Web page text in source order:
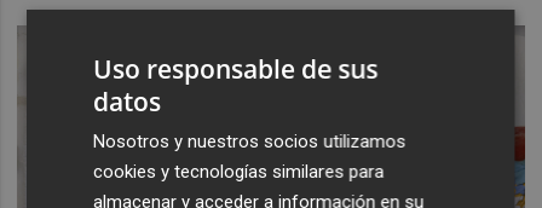
Uso responsable de sus
datos
Nosotros y nuestros socios utilizamos
cookies y tecnologías similares para
almacenar y acceder a información en su